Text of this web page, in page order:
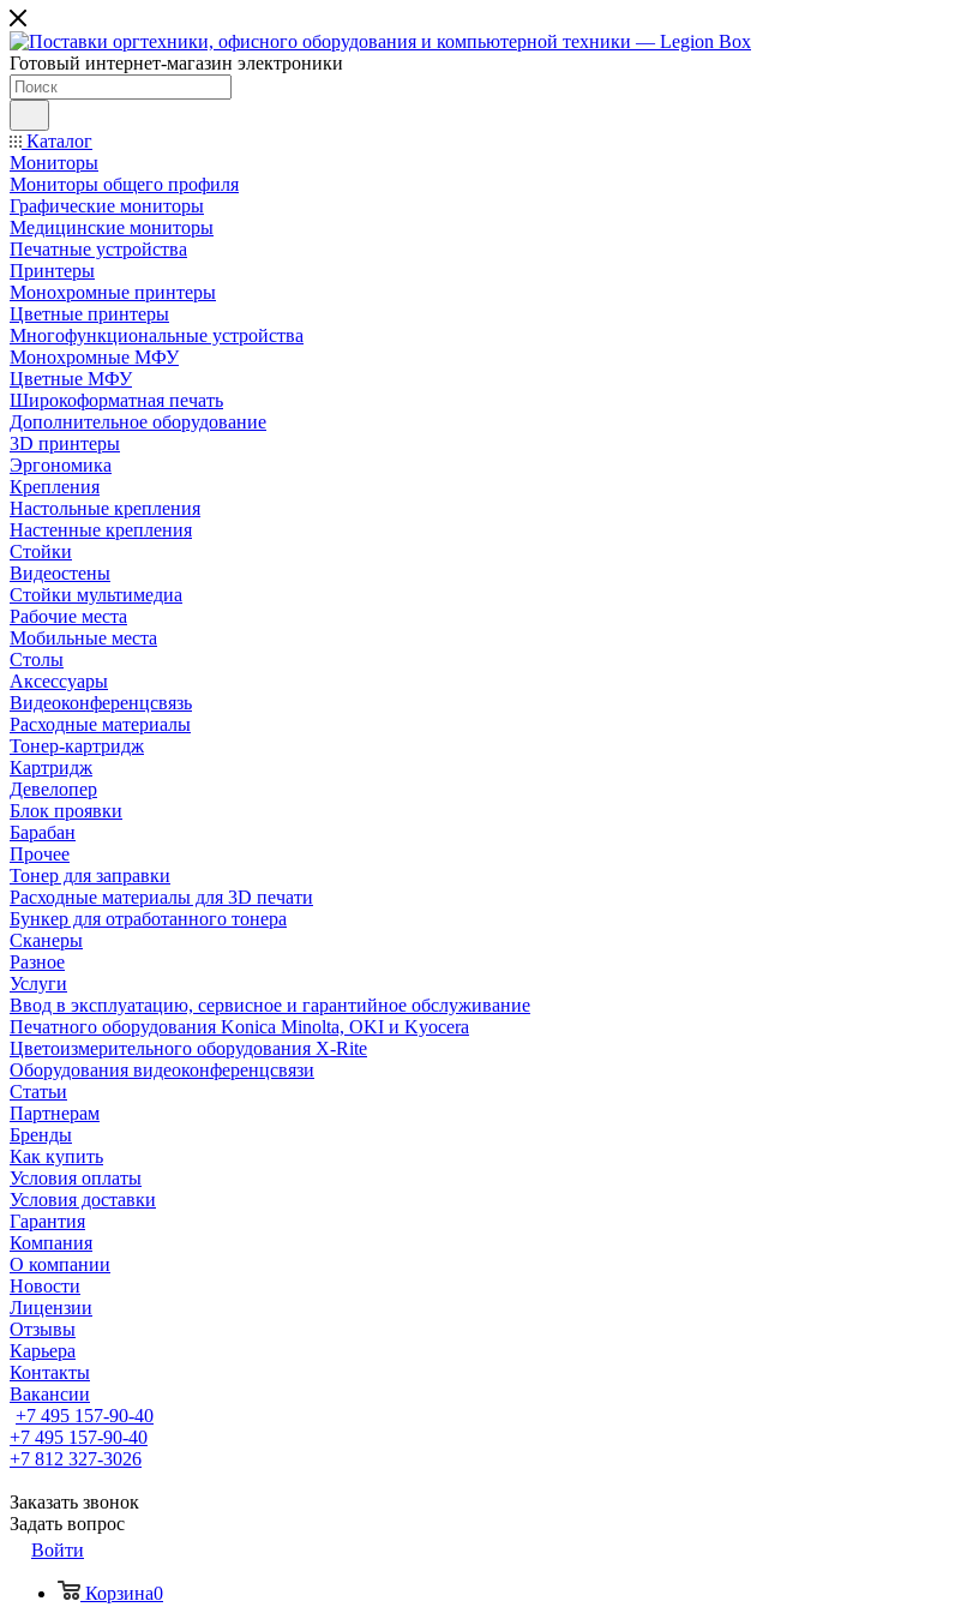
Готовый интернет-магазин электроники
Каталог
Мониторы
Мониторы общего профиля
Графические мониторы
Медицинские мониторы
Печатные устройства
Принтеры
Моноxромныe принтеры
Цвeтныe принтеры
Многофункциональные устройства
Монохромные МФУ
Цветные МФУ
Широкоформатная печать
Дополнительное оборудование
3D принтеры
Эргономика
Крепления
Настольные крепления
Настенные крепления
Стойки
Видеостены
Стойки мультимедиа
Рабочие места
Мобильные места
Столы
Аксессуары
Видеоконференцсвязь
Расходные материалы
Тонер-картридж
Картридж
Девелопер
Блок проявки
Барабан
Прочее
Тонер для заправки
Расходные материалы для 3D печати
Бункер для отработанного тонера
Сканеры
Разное
Услуги
Ввод в эксплуатацию, сервисное и гарантийное обслуживание
Печатного оборудования Konica Minolta, OKI и Kyocera
Цветоизмерительного оборудования X-Rite
Оборудования видеоконференцсвязи
Статьи
Партнерам
Бренды
Как купить
Условия оплаты
Условия доставки
Гарантия
Компания
О компании
Новости
Лицензии
Отзывы
Карьера
Контакты
Вакансии
+7 495 157-90-40
+7 495 157-90-40
+7 812 327-3026
Заказать звонок
Задать вопрос
Войти
Корзина0